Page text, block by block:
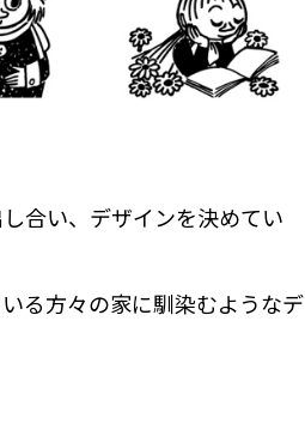
合い、デザインを決めてい
る方々の家に馴染むようなデ